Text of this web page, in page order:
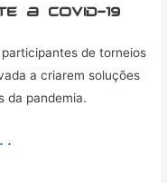
a Covid-19
de torneios
a criarem soluções
da pandemia.